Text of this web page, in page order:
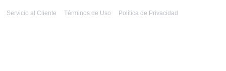
Servicio al Cliente Términos de Uso Política de Privacidad